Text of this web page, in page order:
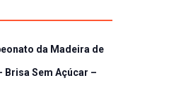
da Madeira de
Brisa Sem Açúcar –